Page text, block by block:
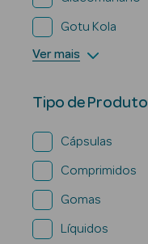
Gotu Kola
Ver mais
Tipo de Produto
Cápsulas
Comprimidos
Gomas
Líquidos